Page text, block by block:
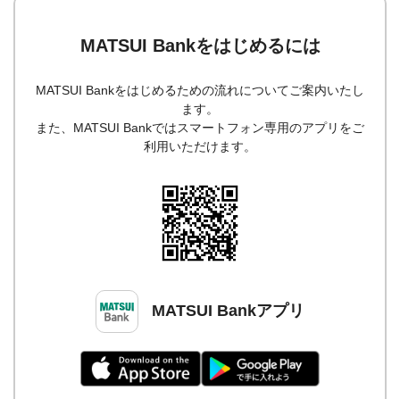
MATSUI Bankをはじめるには
MATSUI Bankをはじめるための流れについてご案内いたし
ます。
また、MATSUI Bankではスマートフォン専用のアプリをご
利用いただけます。
MATSUI Bankアプリ